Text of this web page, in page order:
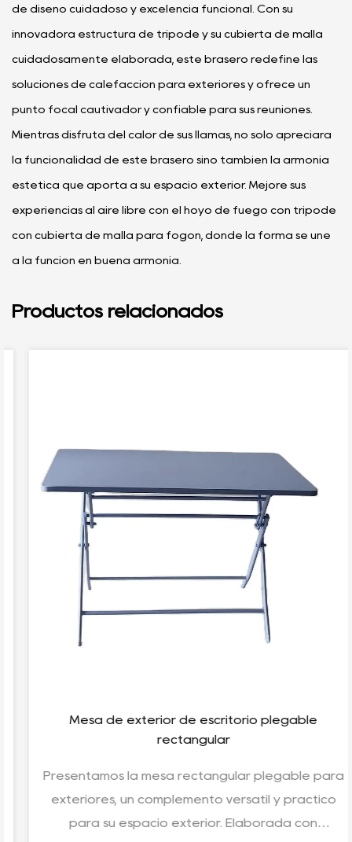
de diseño cuidadoso y excelencia funcional. Con su
innovadora estructura de trípode y su cubierta de malla
cuidadosamente elaborada, este brasero redefine las
soluciones de calefacción para exteriores y ofrece un
punto focal cautivador y confiable para sus reuniones.
Mientras disfruta del calor de sus llamas, no sólo apreciará
la funcionalidad de este brasero sino también la armonía
estética que aporta a su espacio exterior. Mejore sus
experiencias al aire libre con el hoyo de fuego con trípode
con cubierta de malla para fogón, donde la forma se une
a la función en buena armonía.
Productos relacionados
Mesa de exterior de escritorio plegable
rectangular
Presentamos la mesa rectangular plegable para
exteriores, un complemento versátil y práctico
para su espacio exterior. Elaborada con